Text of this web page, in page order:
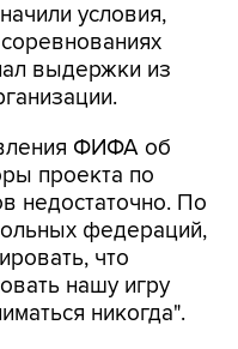
условия,
выдержки из
ФИФА об
проекта по
недостаточно. По
федераций,
что
нашу игру
никогда".